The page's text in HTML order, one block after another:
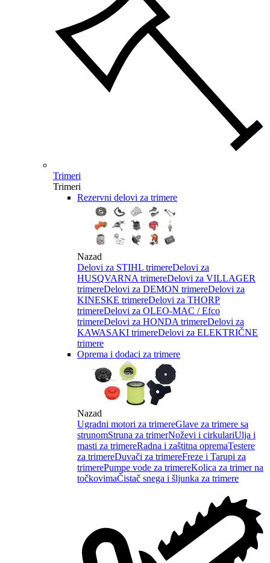
Trimeri
Trimeri
Rezervni delovi za trimere
Nazad
Delovi za STIHL trimereDelovi za
HUSQVARNA trimereDelovi za VILLAGER
trimereDelovi za DEMON trimereDelovi za
KINESKE trimereDelovi za THORP
trimereDelovi za OLEO-MAC / Efco
trimereDelovi za HONDA trimereDelovi za
KAWASAKI trimereDelovi za ELEKTRIČNE
trimere
Oprema i dodaci za trimere
Nazad
Ugradni motori za trimereGlave za trimere sa
strunomStruna za trimerNoževi i cirkulariUlja i
masti za trimereRadna i zaštitna opremaTestere
za trimereDuvači za trimereFreze i Tarupi za
trimerePumpe vode za trimereKolica za trimer na
točkovimaČistač snega i šljunka za trimere